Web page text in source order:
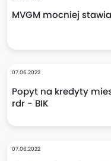
MVGM mocniej
07.06.2022
Popyt na kredyty
rdr - BIK
07.06.2022